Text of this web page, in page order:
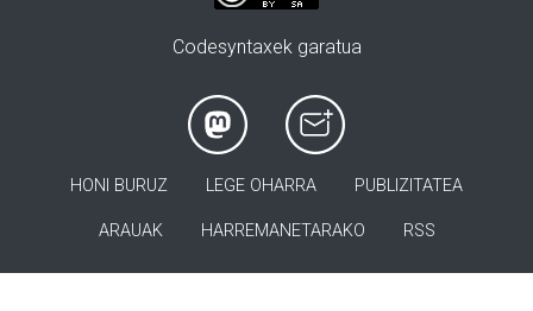
Codesyntaxek garatua
HONI BURUZ LEGE OHARRA PUBLIZITATEA
ARAUAK HARREMANETARAKO RSS